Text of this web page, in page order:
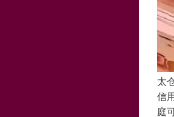
太
信
庭